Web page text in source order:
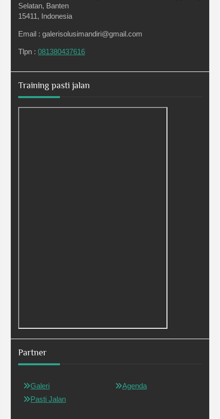
Selatan, Banten
15411, Indonesia
Email : galerisolusimandiri@gmail.com
Tlpn :081380437616
Training pasti jalan
Partner
Galeri
Pasti Jalan
Agenda